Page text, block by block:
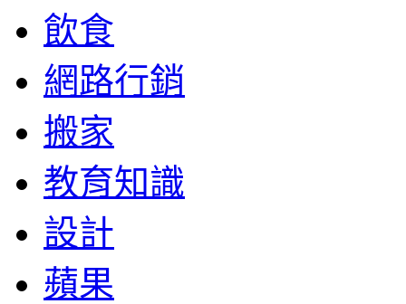
飲食
網路行銷
搬家
教育知識
設計
蘋果